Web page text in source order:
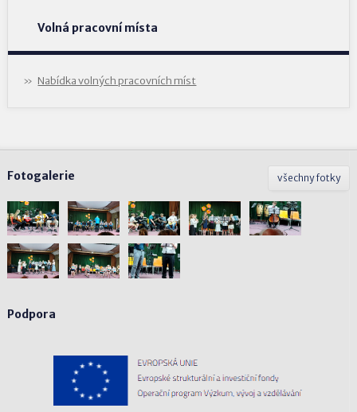
Volná pracovní místa
Nabídka volných pracovních míst
všechny fotky
Fotogalerie
Podpora